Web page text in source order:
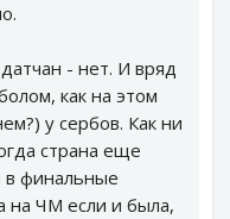
- нет. И вряд
как на этом
у сербов. Как ни
страна еще
в финальные
на ЧМ если и была,